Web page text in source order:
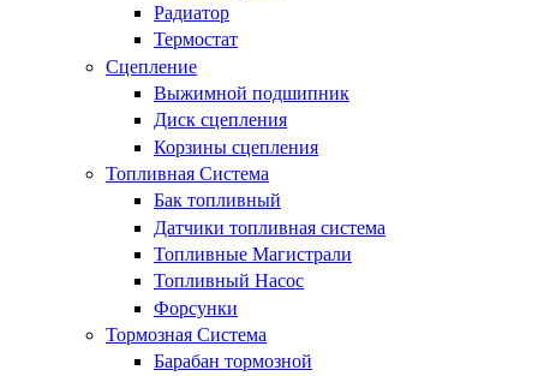
Радиатор
Термостат
Сцепление
Выжимной подшипник
Диск сцепления
Корзины сцепления
Топливная Система
Бак топливный
Датчики топливная система
Топливные Магистрали
Топливный Насос
Форсунки
Тормозная Система
Барабан тормозной